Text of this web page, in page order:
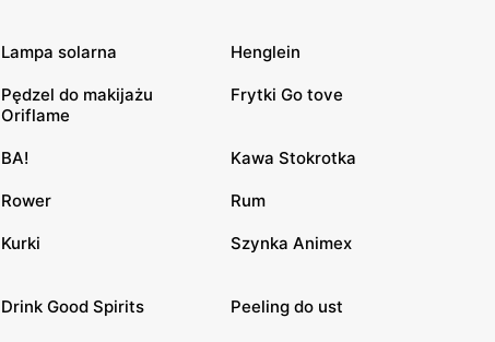
Lampa solarna Henglein
Pędzel do makijażu
Oriflame
Frytki Go tove
BA! Kawa Stokrotka
Rower Rum
Kurki Szynka Animex
Drink Good Spirits Peeling do ust